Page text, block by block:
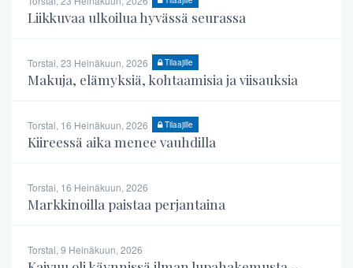
Liikkuvaa ulkoilua hyvässä seurassa
Torstai, 23 Heinäkuun, 2026 Tilaajille
Makuja, elämyksiä, kohtaamisia ja viisauksia
Torstai, 16 Heinäkuun, 2026 Tilaajille
Kiireessä aika menee vauhdilla
Torstai, 16 Heinäkuun, 2026
Markkinoilla paistaa perjantaina
Torstai, 9 Heinäkuun, 2026